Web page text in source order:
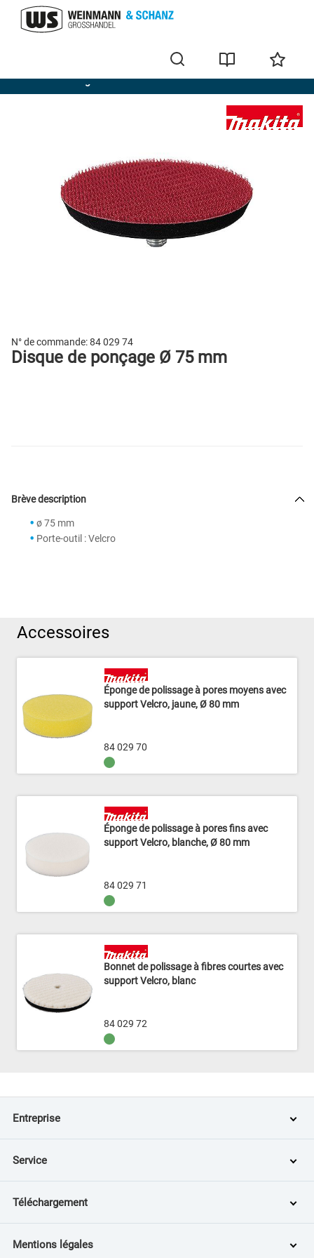
Meuleuses d'angle sans fil
N° de commande:84 029 74
Disque de ponçage Ø 75 mm
Brève description
ø 75 mm
Porte-outil : Velcro
Accessoires
84 029 70
Éponge de polissage à pores moyens avec
support Velcro, jaune, Ø 80 mm
84 029 71
Éponge de polissage à pores fins avec
support Velcro, blanche, Ø 80 mm
84 029 72
Bonnet de polissage à fibres courtes avec
support Velcro, blanc
Entreprise
Service
Téléchargement
Mentions légales